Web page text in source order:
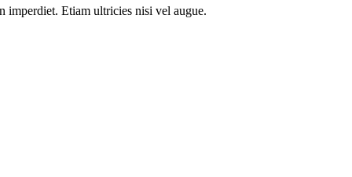
imperdiet. Etiam ultricies nisi vel augue.